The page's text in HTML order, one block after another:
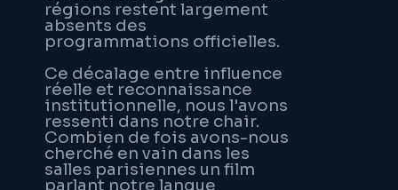
régions restent largement
absents des
programmations officielles.
Ce décalage entre influence
réelle et reconnaissance
institutionnelle, nous l'avons
ressenti dans notre chair.
Combien de fois avons-nous
cherché en vain dans les
salles parisiennes un film
parlant notre langue